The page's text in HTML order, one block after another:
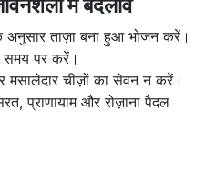
अनुसार ताज़ा बना हुआ भोजन करें।
समय पर करें।
मसालेदार चीज़ों का सेवन न करें।
प्राणायाम और रोज़ाना पैदल